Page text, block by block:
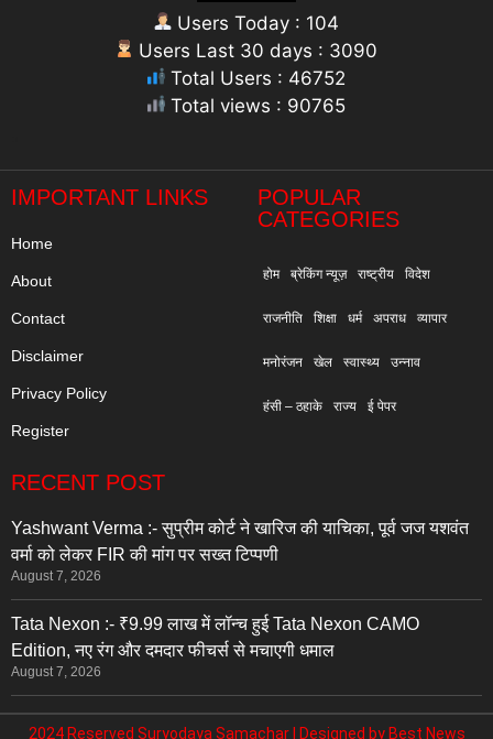
Users Today : 104
Users Last 30 days : 3090
Total Users : 46752
Total views : 90765
IMPORTANT LINKS
Home
About
Contact
Disclaimer
Privacy Policy
Register
POPULAR
CATEGORIES
होम ब्रेकिंग न्यूज़ राष्ट्रीय विदेश
राजनीति शिक्षा धर्म अपराध व्यापार
मनोरंजन खेल स्वास्थ्य उन्नाव
हंसी – ठहाके राज्य ई पेपर
RECENT POST
Yashwant Verma :- सुप्रीम कोर्ट ने खारिज की याचिका, पूर्व जज यशवंत
वर्मा को लेकर FIR की मांग पर सख्त टिप्पणी
August 7, 2026
Tata Nexon :- ₹9.99 लाख में लॉन्च हुई Tata Nexon CAMO
Edition, नए रंग और दमदार फीचर्स से मचाएगी धमाल
August 7, 2026
2024 Reserved Suryodaya Samachar | Designed by Best News